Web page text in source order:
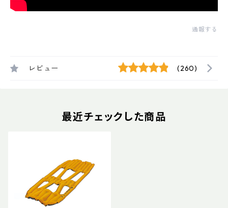
通報する
レビュー (260)
最近チェックした商品